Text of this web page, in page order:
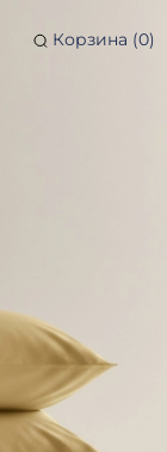
Корзина (0)